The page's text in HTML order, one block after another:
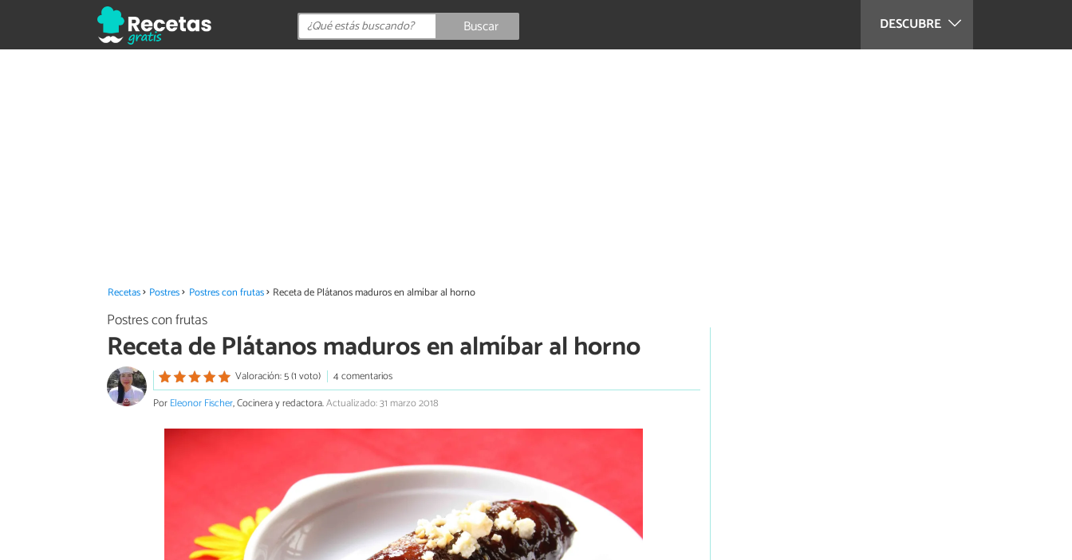
DESCUBRE
Buscar
Recetas Postres Postres con frutas Receta de Plátanos maduros en almíbar al horno
Postres con frutas
Receta de Plátanos maduros en almíbar al horno
Valoración: 5 (1 voto)
4 comentarios
PorEleonor Fischer, Cocinera y redactora.Actualizado: 31 marzo 2018